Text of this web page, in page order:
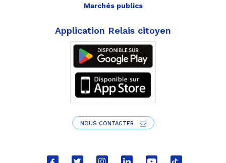
Marchés publics
Application Relais citoyen
NOUS CONTACTER